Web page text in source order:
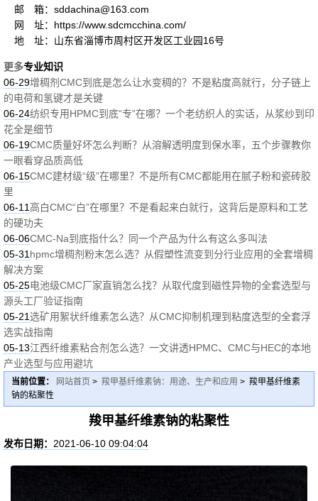
邮 箱：sddachina@163.com
网 址：https://www.sdcmcchina.com/
地 址：山东省淄博市周村区开发区工业园16号
更多专业知识
06-29增稠剂CMC到底是怎么让水变稠的？不是粘度高就行，分子链上
的电荷和氢键才是关键
06-24纺织专用HPMC到底“专”在哪？一个老纺织人的实话，从浆纱到印
花全是细节
06-19CMC质量好坏怎么判断？从溶解透明度到保水率，五个步骤教你
一眼看穿品质高低
06-15CMC建材级“级”在哪里？不是所有CMC都能用在腻子粉和瓷砖胶
里
06-11高白CMC“白”在哪里？不是看起来白就行，这背后是原料和工艺
的硬功夫
06-06CMC-Na到底指什么？同一个产品为什么有这么多叫法
05-31 hpmc增稠剂粉末怎么选？从假塑性流变到分行业应用的全套增稠
解决方案
05-25电池级CMC厂家直销怎么找？从取代度到磁性异物的全套选型与
源头工厂验证指南
05-21选矿用絮状纤维素怎么选？从CMC抑制机理到粘度选型的全套浮
选实战指南
05-13江西纤维素粘合剂怎么选？一文讲透HPMC、CMC与HEC的本地
产业选型与应用避坑
当前位置： 网站首页 > 羧甲基纤维素钠：用途、生产和应用 > 羧甲基纤维素
钠的粘聚性
羧甲基纤维素钠的粘聚性
发布日期： 2021-06-10 09:04:04